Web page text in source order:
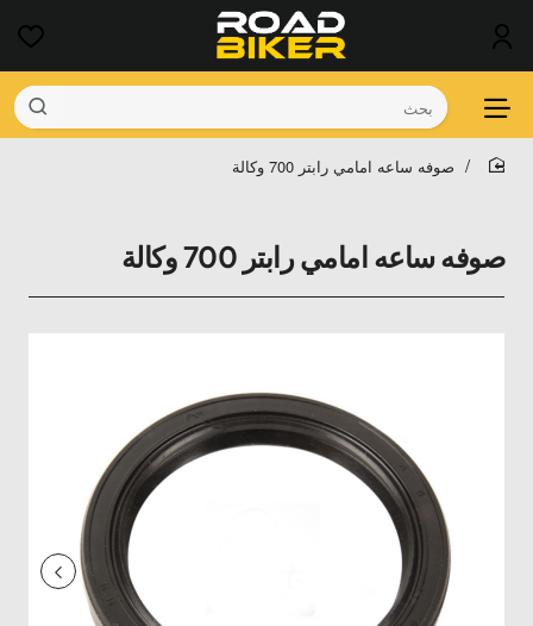
بحث
صوفه ساعه امامي رابتر 700 وكالة
صوفه ساعه امامي رابتر 700 وكالة